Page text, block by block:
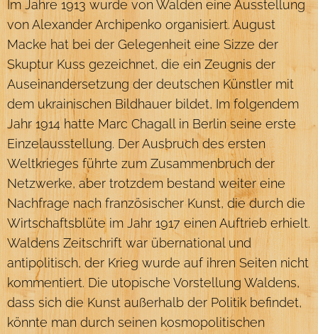
Im Jahre 1913 wurde von Walden eine Ausstellung
von Alexander Archipenko organisiert. August
Macke hat bei der Gelegenheit eine Sizze der
Skuptur Kuss gezeichnet, die ein Zeugnis der
Auseinandersetzung der deutschen Künstler mit
dem ukrainischen Bildhauer bildet, Im folgendem
Jahr 1914 hatte Marc Chagall in Berlin seine erste
Einzelausstellung. Der Ausbruch des ersten
Weltkrieges führte zum Zusammenbruch der
Netzwerke, aber trotzdem bestand weiter eine
Nachfrage nach französischer Kunst, die durch die
Wirtschaftsblüte im Jahr 1917 einen Auftrieb erhielt.
Waldens Zeitschrift war übernational und
antipolitisch, der Krieg wurde auf ihren Seiten nicht
kommentiert. Die utopische Vorstellung Waldens,
dass sich die Kunst außerhalb der Politik befindet,
könnte man durch seinen kosmopolitischen